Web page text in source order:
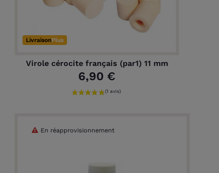
LivraisonPlus
Virole cérocite français (par1) 11 mm
6,90 €
En réapprovisionnement